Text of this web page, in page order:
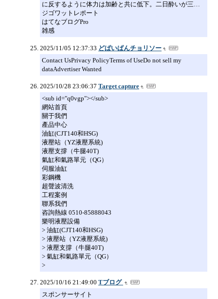
に反するように体力は加齢と共に低下。二日酔いが三…
ジゴワットレポート
はてなブログPro
雑感
2025/11/05 12:37:33 どぱいぱんチョリソー
Contact UsPrivacy PolicyTerms of UseDo not sell my
dataAdvertiser Wanted
2025/10/28 23:06:37 Target capture
<sub id="q0vgp"></sub>
網站首頁
關于我們
產品中心
油缸(CJT140和HSG)
液壓站（YZ液壓系統)
液壓支撐（牛腿40T)
氣缸和氣路單元（QG）
伺服油缸
彩鋼機
超聲波清洗
工程案例
聯系我們
咨詢熱線 0510-85888043
樂明液壓設備
> 油缸(CJT140和HSG)
> 液壓站（YZ液壓系統)
> 液壓支撐（牛腿40T)
> 氣缸和氣路單元（QG）
>
2025/10/16 21:49:00 Tブログ
スポンサーサイト